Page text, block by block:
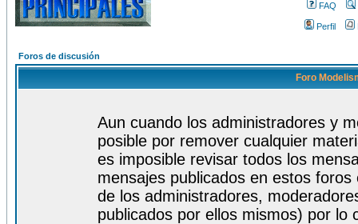
FAQ
Perfil
Foros de discusión
Foro
Aun cuando los administradores y
posible por remover cualquier
es imposible revisar todos los
mensajes publicados en estos
de los administradores,
publicados por ellos mismos) por lo